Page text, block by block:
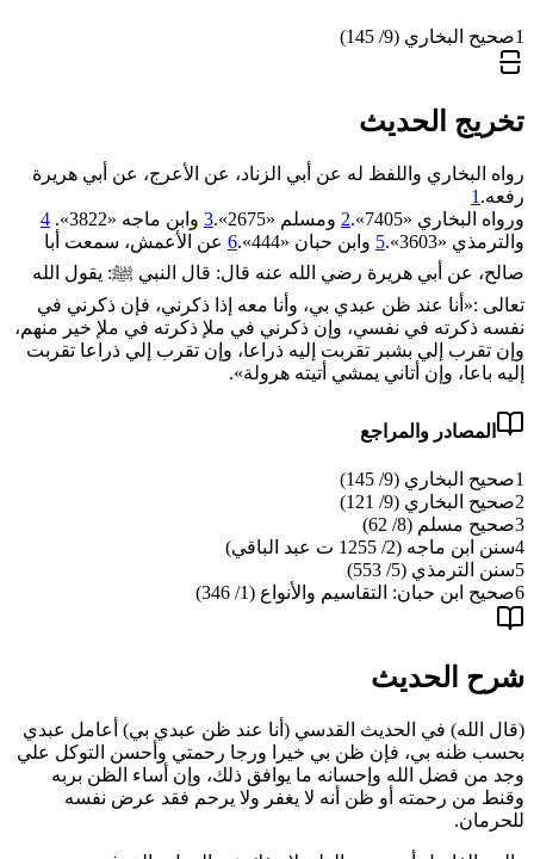
1صحيح البخاري (9/ 145)
تخريج الحديث
رواه البخاري واللفظ له عن أبي الزناد، عن الأعرج، عن أبي هريرة
رفعه. 1
ورواه البخاري «7405».
2 ومسلم «2675». 3 وابن ماجه «3822».
4
والترمذي «3603».
5 وابن حبان «444». 6 عن الأعمش، سمعت أبا
صالح، عن أبي هريرة رضي الله عنه قال: قال النبي ﷺ: يقول الله
تعالى :«أنا عند ظن عبدي بي، وأنا معه إذا ذكرني، فإن ذكرني في
نفسه ذكرته في نفسي، وإن ذكرني في ملإ ذكرته في ملإ خير منهم،
وإن تقرب إلي بشبر تقربت إليه ذراعا، وإن تقرب إلي ذراعا تقربت
إليه باعا، وإن أتاني يمشي أتيته هرولة».
المصادر والمراجع
1صحيح البخاري (9/ 145)
2صحيح البخاري (9/ 121)
3صحيح مسلم (8/ 62)
4سنن ابن ماجه (2/ 1255 ت عبد الباقي)
5سنن الترمذي (5/ 553)
6صحيح ابن حبان: التقاسيم والأنواع (1/ 346)
شرح الحديث
(قال الله) في الحديث القدسي ( أنا عند ظن عبدي بي) أعامل عبدي
بحسب ظنه بي، فإن ظن بي خيرا ورجا رحمتي وأحسن التوكل علي
وجد من فضل الله وإحسانه ما يوافق ذلك، وإن أساء الظن بربه
وقنط من رحمته أو ظن أنه لا يغفر ولا يرحم فقد عرض نفسه
للحرمان.